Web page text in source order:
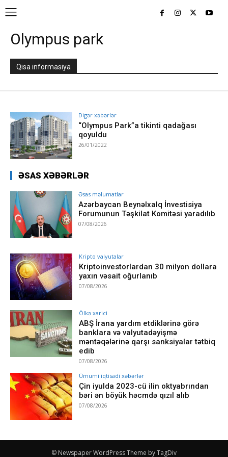
Olympus park
Qisa informasiya
Digər xəbərlər
“Olympus Park”a tikinti qadağası
qoyuldu
26/01/2022
ƏSAS XƏBƏRLƏR
Əsas məlumatlar
Azərbaycan Beynəlxalq İnvestisiya
Forumunun Təşkilat Komitəsi yaradılıb
07/08/2026
Kripto valyutalar
Kriptoinvestorlardan 30 milyon dollara
yaxın vəsait oğurlanıb
07/08/2026
Ölkə xarici
ABŞ İrana yardım etdiklərinə görə
banklara və valyutadəyişmə
məntəqələrinə qarşı sanksiyalar tətbiq
edib
07/08/2026
Ümumi iqtisadi xəbərlər
Çin iyulda 2023-cü ilin oktyabrından
bəri ən böyük həcmdə qızıl alıb
07/08/2026
© Newspaper WordPress Theme by TagDiv